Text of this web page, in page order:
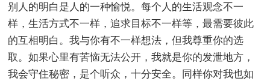
别人的明白是人的一种愉悦。每个人的生活观念不一
样，生活方式不一样，追求目标不一样等，最需要彼此
的互相明白。我与你有不一样想法，但我尊重你的选
取。如果心里有苦恼无法公开，我就是你的发泄地方，
我会守住秘密，是个听众，十分安全。同样你对我也如